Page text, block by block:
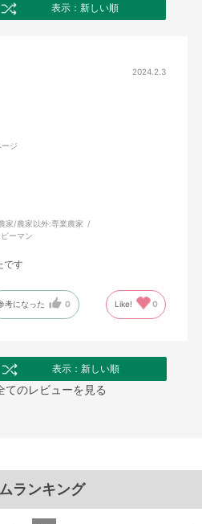
表示：新しい順
2024.2.3
ジ
家/農家以外:専業農家
ピーマン
です
考になった 0 Like! 0
表示：新しい順
てのレビューを見る
ランキング